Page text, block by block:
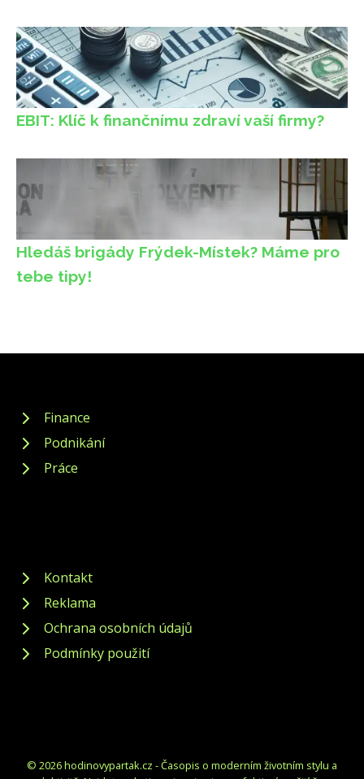
EBIT: Klíč k finančnímu zdraví vaší firmy?
Hledáš brigády Frýdek-Místek? Máme pro
tebe tipy!
Finance
Podnikání
Práce
Kontakt
Reklama
Ochrana osobních údajů
Podmínky použití
© 2026 hodinovypartak.cz - Časopis o moderním životním stylu a